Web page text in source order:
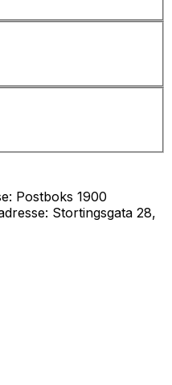
Postboks 1900
Stortingsgata 28,